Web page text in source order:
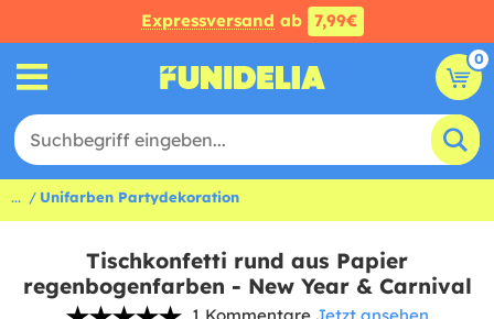
Expressversand ab 7,99€
0
... Unifarben Partydekoration
Tischkonfetti rund aus Papier
regenbogenfarben - New Year & Carnival